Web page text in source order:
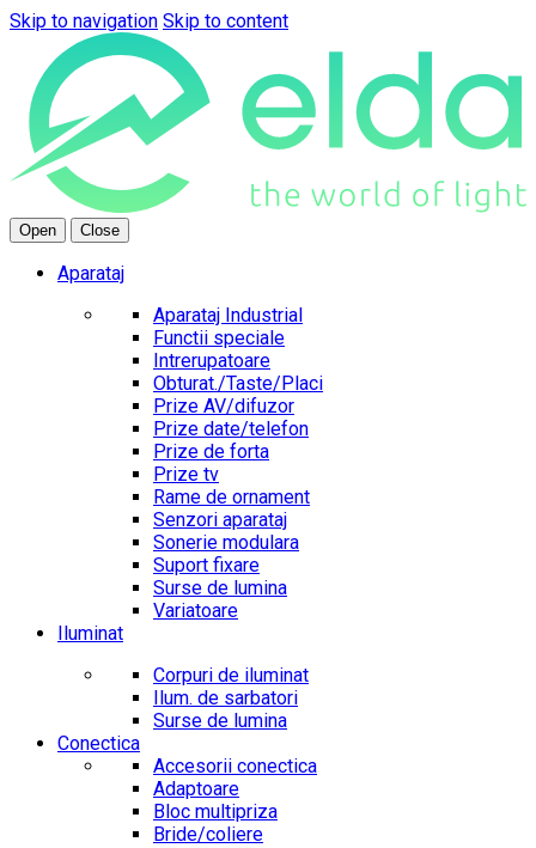
Skip to navigation Skip to content
Open Close
Aparataj
Aparataj Industrial
Functii speciale
Intrerupatoare
Obturat./Taste/Placi
Prize AV/difuzor
Prize date/telefon
Prize de forta
Prize tv
Rame de ornament
Senzori aparataj
Sonerie modulara
Suport fixare
Surse de lumina
Variatoare
Iluminat
Corpuri de iluminat
Ilum. de sarbatori
Surse de lumina
Conectica
Accesorii conectica
Adaptoare
Bloc multipriza
Bride/coliere